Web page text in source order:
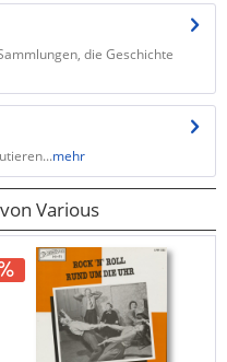
die Geschichte
mehr
Various